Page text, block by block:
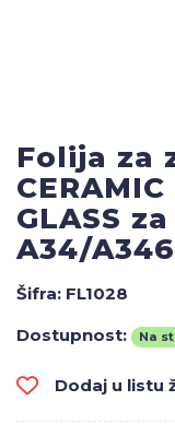
Folija za
GLASS
A34/
Šifra: FL1028
Dostupnost:
Na
Dodaj u listu